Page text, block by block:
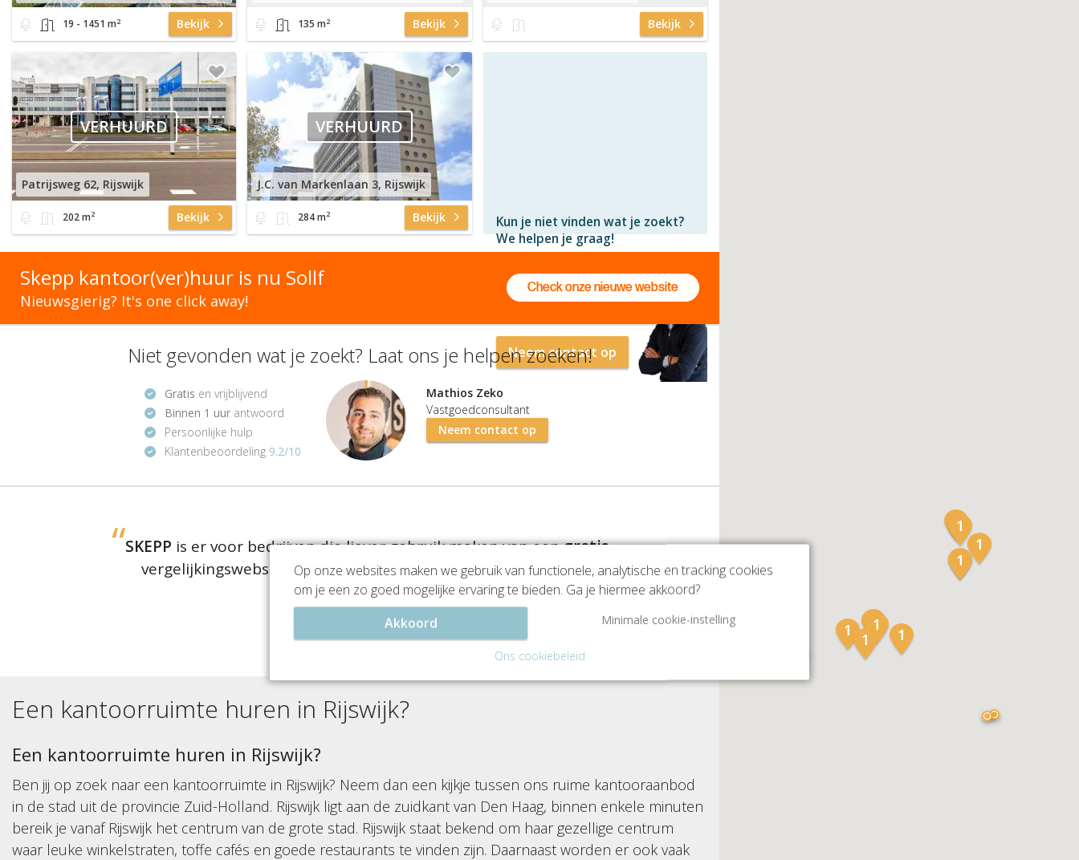
19 - 1451 m2 Bekijk 135 m2 Bekijk Bekijk
Patrijsweg 62, Rijswijk
VERHUURD
202 m2 Bekijk
J.C. van Markenlaan 3, Rijswijk
VERHUURD
284 m2 Bekijk
Kun je niet vinden wat je zoekt?
We helpen je graag!
Gratisen vrijblijvend
Binnen 1 uurantwoord
Persoonlijke hulp
Neem contact op
Skepp kantoor(ver)huur is nu Sollf
Nieuwsgierig? It's one click away!
Check onze nieuwe website
Niet gevonden wat je zoekt? Laat ons je helpen zoeken!
Gratis en vrijblijvend
Binnen 1 uurantwoord
Persoonlijke hulp
Klantenbeoordeling 9.2/10
Mathios Zeko
Vastgoedconsultant
Neem contact op
SKEPP is er voor bedrijven die liever gebruik maken van eengratis
vergelijkingswebsite dan van een dure aanhuurmakelaar.
Jullie beoordelen ons met een9.2
(1364reviews)
Een kantoorruimte huren in Rijswijk?
Een kantoorruimte huren in Rijswijk?
Ben jij op zoek naar een kantoorruimte in Rijswijk? Neem dan een kijkje tussen ons ruime kantooraanbod
in de stad uit de provincie Zuid-Holland. Rijswijk ligt aan de zuidkant van Den Haag, binnen enkele minuten
bereik je vanaf Rijswijk het centrum van de grote stad. Rijswijk staat bekend om haar gezellige centrum
waar leuke winkelstraten, toffe cafés en goede restaurants te vinden zijn. Daarnaast worden er ook vaak
Op onze websites maken we gebruik van functionele, analytische en tracking cookies
om je een zo goed mogelijke ervaring te bieden. Ga je hiermee akkoord?
Akkoord
Minimale cookie-instelling
Ons cookiebeleid